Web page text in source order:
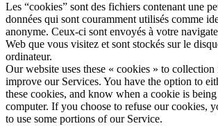
Les “cookies” sont des fichiers contenant une
données qui sont couramment utilisés comme
anonyme. Ceux-ci sont envoyés à votre
Web que vous visitez et sont stockés sur le
ordinateur.
Our website uses these « cookies » to
improve our Services. You have the option to
these cookies, and know when a cookie is
computer. If you choose to refuse our cookies,
to use some portions of our Service.